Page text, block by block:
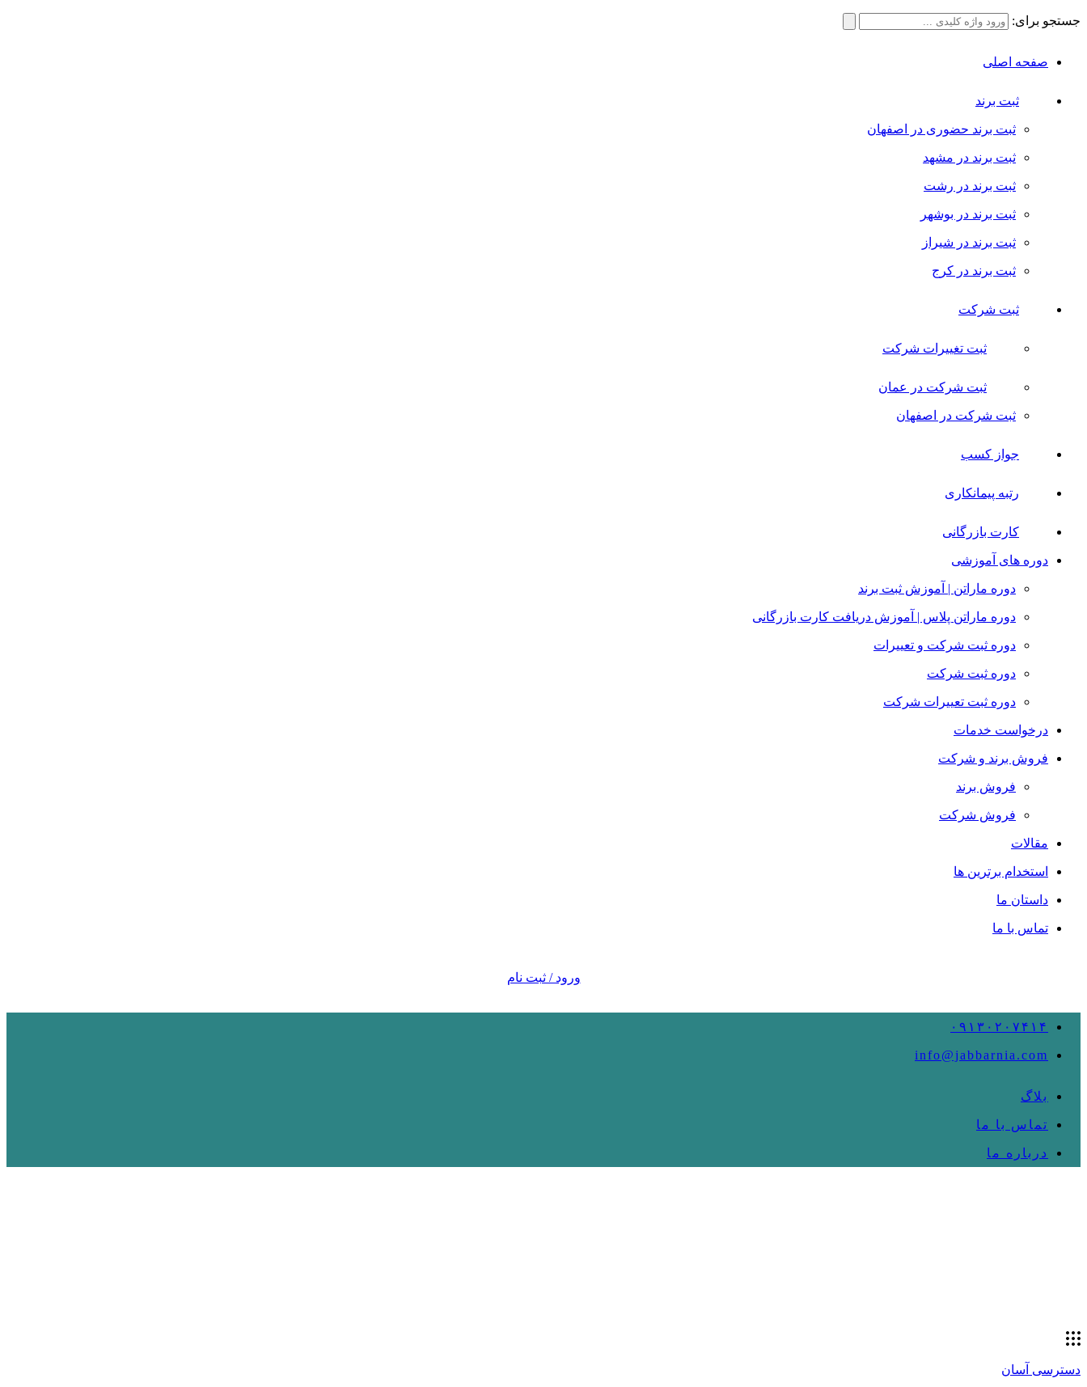
جستجو برای:
صفحه اصلی
ثبت برند
ثبت برند حضوری در اصفهان
ثبت برند در مشهد
ثبت برند در رشت
ثبت برند در بوشهر
ثبت برند در شیراز
ثبت برند در کرج
ثبت شرکت
ثبت تغییرات شرکت
ثبت شرکت در عمان
ثبت شرکت در اصفهان
جواز کسب
رتبه پیمانکاری
کارت بازرگانی
دوره های آموزشی
دوره ماراتن | آموزش ثبت برند
دوره ماراتن پلاس | آموزش دریافت کارت بازرگانی
دوره ثبت شرکت و تعییرات
دوره ثبت شرکت
دوره ثبت تعییرات شرکت
درخواست خدمات
فروش برند و شرکت
فروش برند
فروش شرکت
مقالات
استخدام برترین ها
داستان ما
تماس با ما
ورود / ثبت نام
۰۹۱۳۰۲۰۷۴۱۴
info@jabbarnia.com
بلاگ
تماس با ما
درباره ما
دسترسی آسان